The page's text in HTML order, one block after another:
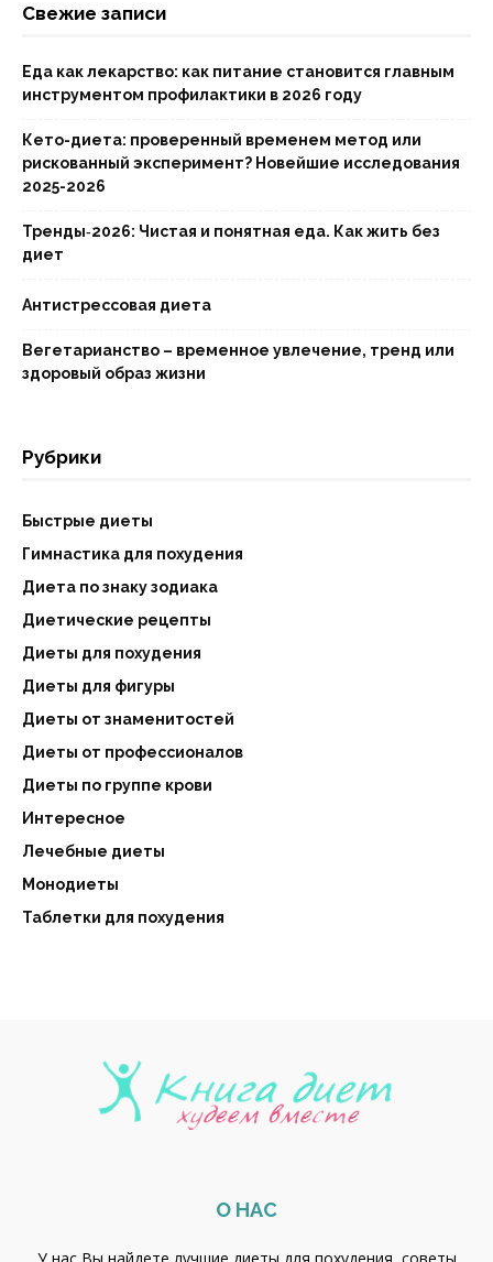
Свежие записи
Еда как лекарство: как питание становится главным
инструментом профилактики в 2026 году
Кето-диета: проверенный временем метод или
рискованный эксперимент? Новейшие исследования
2025-2026
Тренды‑2026: Чистая и понятная еда. Как жить без
диет
Антистрессовая диета
Вегетарианство – временное увлечение, тренд или
здоровый образ жизни
Рубрики
Быстрые диеты
Гимнастика для похудения
Диета по знаку зодиака
Диетические рецепты
Диеты для похудения
Диеты для фигуры
Диеты от знаменитостей
Диеты от профессионалов
Диеты по группе крови
Интересное
Лечебные диеты
Монодиеты
Таблетки для похудения
О НАС
У нас Вы найдете лучшие диеты для похудения, советы